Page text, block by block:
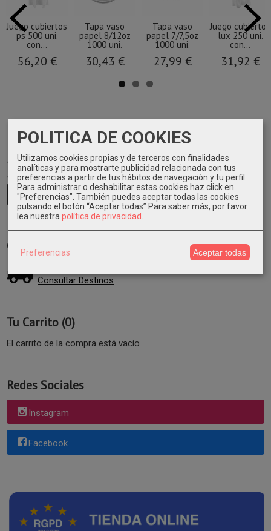
Marcas
Costes de Envío
Consultar Destinos
Tu Carrito (0)
El carrito de la compra está vacío
Redes Sociales
Instagram
Facebook
Juego cubiertos
ps 500 uni.
con...
56,20 €
Tapa vaso
papel 8/12oz
1000 uni.
30,43 €
Tapa vaso
papel 7/7,5oz
1000 uni.
27,99 €
Juego cubiertos
lux 250 uni.
con...
31,92 €
POLITICA DE COOKIES
Utilizamos cookies propias y de terceros con finalidades
analíticas y para mostrarte publicidad relacionada con tus
preferencias a partir de tus hábitos de navegación y tu perfil.
Para administrar o deshabilitar estas cookies haz click en
"Preferencias". También puedes aceptar todas las cookies
pulsando el botón “Aceptar todas” Para saber más, por favor
lea nuestrapolítica de privacidad.
Preferencias Aceptar todas